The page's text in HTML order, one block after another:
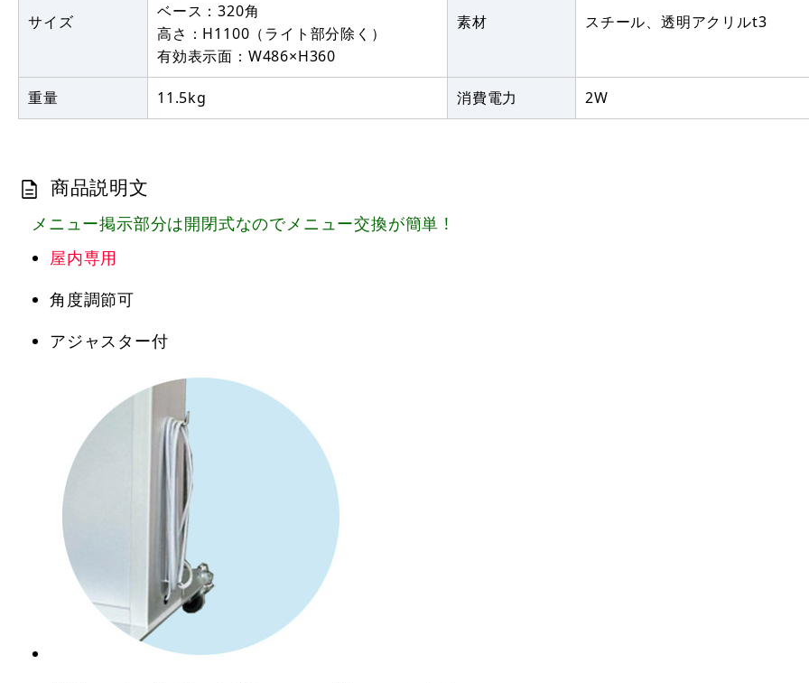
サイズ
ベース：320角
高さ：H1100（ライト部分除く）
有効表示面：W486×H360
素材 スチール、透明アクリルt3
重量 11.5kg 消費電力 2W
商品説明文
メニュー掲示部分は開閉式なのでメニュー交換が簡単 !
屋内専用
角度調節可
アジャスター付